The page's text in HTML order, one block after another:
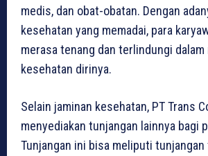
medis, dan obat-obatan. Dengan
kesehatan yang memadai, para
merasa tenang dan terlindungi dalam
kesehatan dirinya.
Selain jaminan kesehatan, PT Trans
menyediakan tunjangan lainnya bagi
Tunjangan ini bisa meliputi